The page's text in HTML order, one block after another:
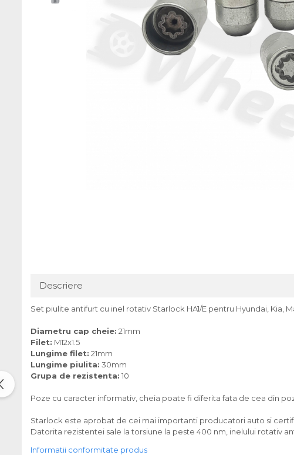
Descriere
Set piulite antifurt cu inel rotativ Starlock HA1/E pentru Hyundai, Kia,
Diametru cap cheie: 21mm
Filet: M12x1.5
Lungime filet: 21mm
Lungime piulita: 30mm
Grupa de rezistenta: 10
Poze cu caracter informativ, cheia poate fi diferita fata de cea din
Starlock este aprobat de cei mai importanti producatori auto si
Datorita rezistentei sale la torsiune la peste 400 nm, inelului rotativ
Informatii conformitate produs